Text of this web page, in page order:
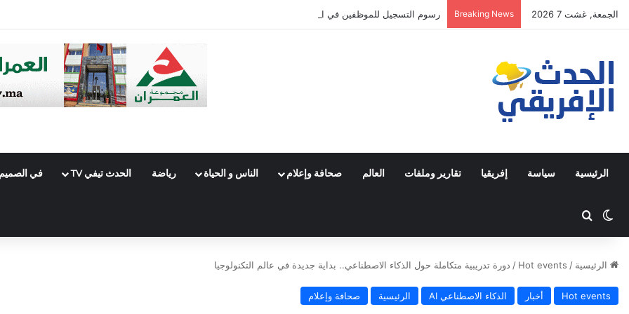
الجمعة, غشت 7 2026 Breaking News رسوم التسجيل للموظفين في التوقيت الميسر ..رؤية إصلاحية يقودها الوزير الميداوي وتجارب دولية تدعمها
الرئيسية سياسة إفريقيا تقارير وملفات العالم صحافة وإعلام الناس و الحياة رياضة الحدث تيفي TV في الصميم
Switch skin
ابحث عن
الرئيسية /
Hot events
/ دورة تدريبية متكاملة حول الذكاء الاصطناعي.. بداية جديدة في عالم التكنولوجيا
Hot events أخبار الذكاء الاصطناعي AI الرئيسية صحافة وإعلام